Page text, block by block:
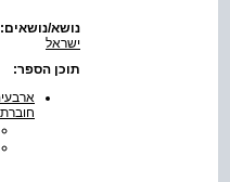
נושא/נושאים:
ישראל
תוכן הספר: